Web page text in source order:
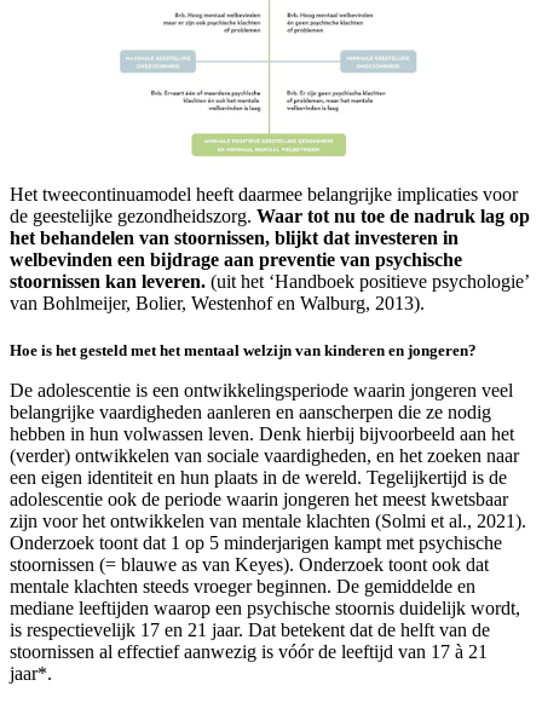
Het tweecontinuamodel heeft daarmee belangrijke implicaties voor
de geestelijke gezondheidszorg. Waar tot nu toe de nadruk lag op
het behandelen van stoornissen, blijkt dat investeren in
welbevinden een bijdrage aan preventie van psychische
stoornissen kan leveren. (uit het ‘Handboek positieve psychologie’
van Bohlmeijer, Bolier, Westenhof en Walburg, 2013).
Hoe is het gesteld met het mentaal welzijn van kinderen en jongeren?
De adolescentie is een ontwikkelingsperiode waarin jongeren veel
belangrijke vaardigheden aanleren en aanscherpen die ze nodig
hebben in hun volwassen leven. Denk hierbij bijvoorbeeld aan het
(verder) ontwikkelen van sociale vaardigheden, en het zoeken naar
een eigen identiteit en hun plaats in de wereld. Tegelijkertijd is de
adolescentie ook de periode waarin jongeren het meest kwetsbaar
zijn voor het ontwikkelen van mentale klachten (Solmi et al., 2021).
Onderzoek toont dat 1 op 5 minderjarigen kampt met psychische
stoornissen (= blauwe as van Keyes). Onderzoek toont ook dat
mentale klachten steeds vroeger beginnen. De gemiddelde en
mediane leeftijden waarop een psychische stoornis duidelijk wordt,
is respectievelijk 17 en 21 jaar. Dat betekent dat de helft van de
stoornissen al effectief aanwezig is vóór de leeftijd van 17 à 21
jaar*.